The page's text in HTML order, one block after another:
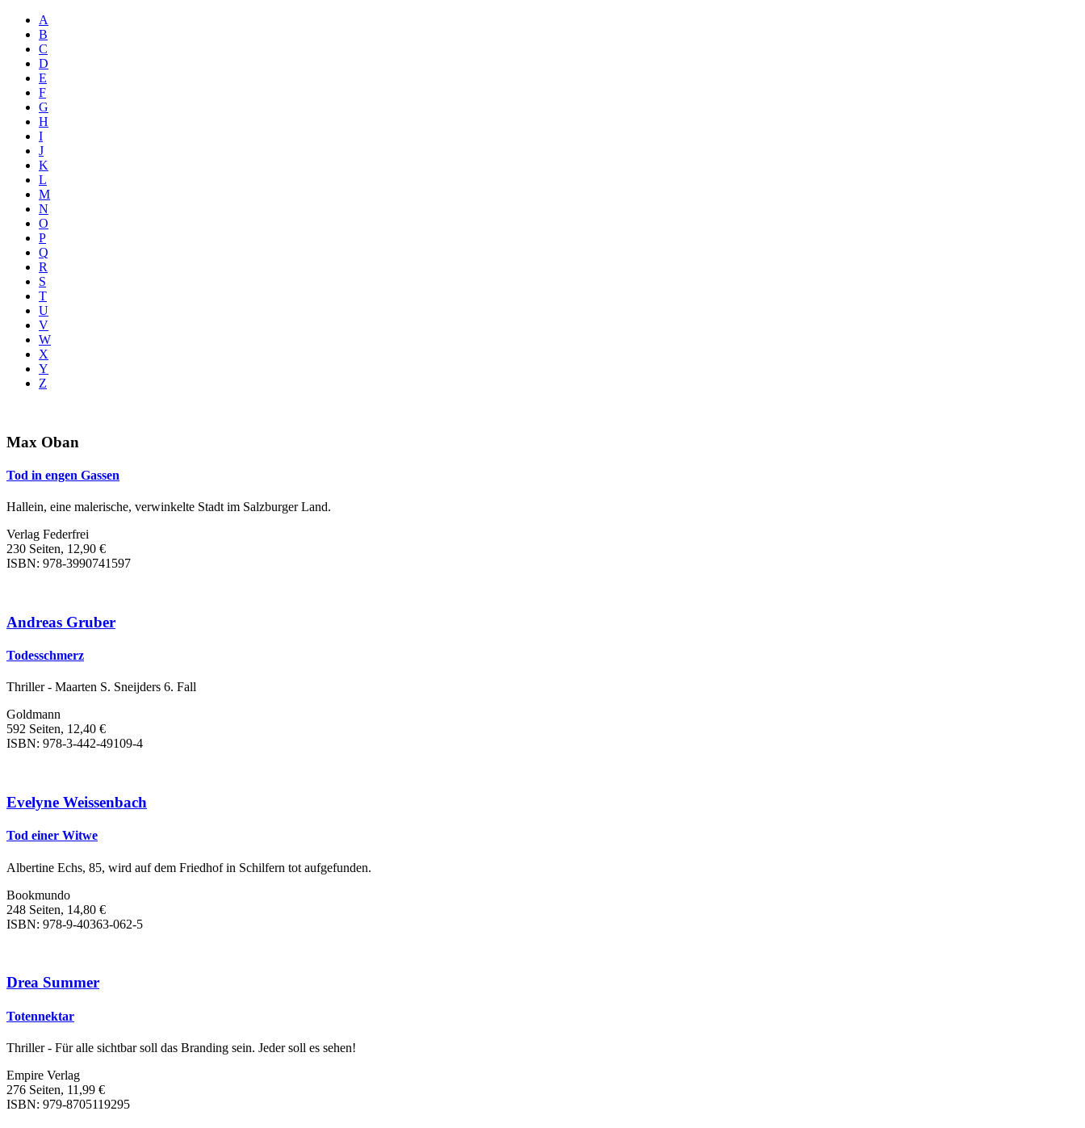
A
B
C
D
E
F
G
H
I
J
K
L
M
N
O
P
Q
R
S
T
U
V
W
X
Y
Z
Max Oban
Tod in engen Gassen
Hallein, eine malerische, verwinkelte Stadt im Salzburger Land.
Verlag Federfrei
230 Seiten, 12,90 €
ISBN: 978-3990741597
Andreas Gruber
Todesschmerz
Thriller - Maarten S. Sneijders 6. Fall
Goldmann
592 Seiten, 12,40 €
ISBN: 978-3-442-49109-4
Evelyne Weissenbach
Tod einer Witwe
Albertine Echs, 85, wird auf dem Friedhof in Schilfern tot aufgefunden.
Bookmundo
248 Seiten, 14,80 €
ISBN: 978-9-40363-062-5
Drea Summer
Totennektar
Thriller - Für alle sichtbar soll das Branding sein. Jeder soll es sehen!
Empire Verlag
276 Seiten, 11,99 €
ISBN: 979-8705119295